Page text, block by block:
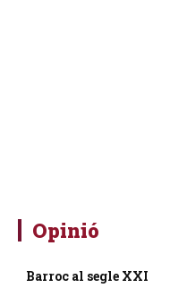
Opinió
Barroc al segle XXI